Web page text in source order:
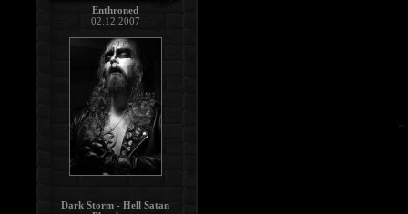
Enthroned
02.12.2007
Dark Storm - Hell Satan